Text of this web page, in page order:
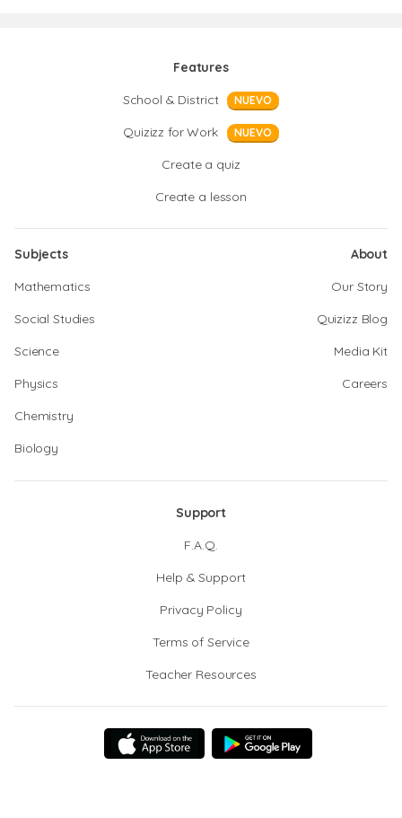
Features
School & District
NUEVO
Quizizz for Work NUEVO
Create a quiz
Create a lesson
Subjects
Mathematics
Social Studies
Science
Physics
Chemistry
Biology
About
Our Story
Quizizz Blog
Media Kit
Careers
Support
F.A.Q.
Help & Support
Privacy Policy
Terms of Service
Teacher Resources